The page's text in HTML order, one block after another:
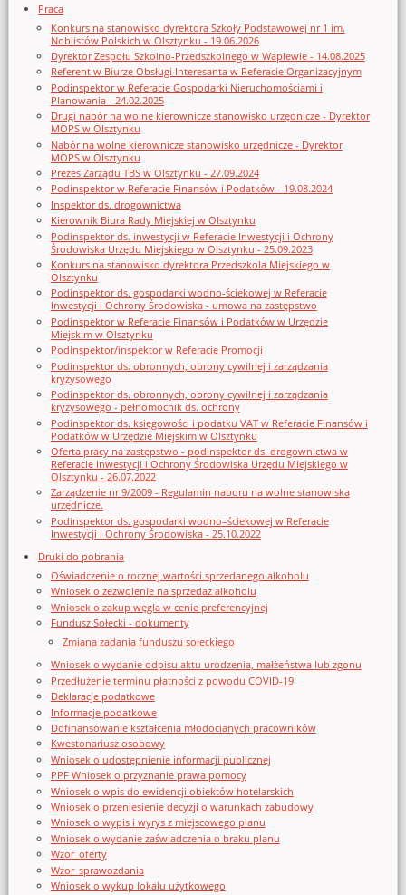
Praca
Konkurs na stanowisko dyrektora Szkoły Podstawowej nr 1 im.
Noblistów Polskich w Olsztynku - 19.06.2026
Dyrektor Zespołu Szkolno-Przedszkolnego w Waplewie - 14.08.2025
Referent w Biurze Obsługi Interesanta w Referacie Organizacyjnym
Podinspektor w Referacie Gospodarki Nieruchomościami i
Planowania - 24.02.2025
Drugi nabór na wolne kierownicze stanowisko urzędnicze - Dyrektor
MOPS w Olsztynku
Nabór na wolne kierownicze stanowisko urzędnicze - Dyrektor
MOPS w Olsztynku
Prezes Zarządu TBS w Olsztynku - 27.09.2024
Podinspektor w Referacie Finansów i Podatków - 19.08.2024
Inspektor ds. drogownictwa
Kierownik Biura Rady Miejskiej w Olsztynku
Podinspektor ds. inwestycji w Referacie Inwestycji i Ochrony
Środowiska Urzędu Miejskiego w Olsztynku - 25.09.2023
Konkurs na stanowisko dyrektora Przedszkola Miejskiego w
Olsztynku
Podinspektor ds. gospodarki wodno-ściekowej w Referacie
Inwestycji i Ochrony Środowiska - umowa na zastępstwo
Podinspektor w Referacie Finansów i Podatków w Urzędzie
Miejskim w Olsztynku
Podinspektor/inspektor w Referacie Promocji
Podinspektor ds. obronnych, obrony cywilnej i zarządzania
kryzysowego
Podinspektor ds. obronnych, obrony cywilnej i zarządzania
kryzysowego - pełnomocnik ds. ochrony
Podinspektor ds. księgowości i podatku VAT w Referacie Finansów i
Podatków w Urzędzie Miejskim w Olsztynku
Oferta pracy na zastępstwo - podinspektor ds. drogownictwa w
Referacie Inwestycji i Ochrony Środowiska Urzędu Miejskiego w
Olsztynku - 26.07.2022
Zarządzenie nr 9/2009 - Regulamin naboru na wolne stanowiska
urzędnicze.
Podinspektor ds. gospodarki wodno–ściekowej w Referacie
Inwestycji i Ochrony Środowiska - 25.10.2022
Druki do pobrania
Oświadczenie o rocznej wartości sprzedanego alkoholu
Wniosek o zezwolenie na sprzedaz alkoholu
Wniosek o zakup węgla w cenie preferencyjnej
Fundusz Sołecki - dokumenty
Zmiana zadania funduszu sołeckiego
Wniosek o wydanie odpisu aktu urodzenia, małżeństwa lub zgonu
Przedłużenie terminu płatności z powodu COVID-19
Deklaracje podatkowe
Informacje podatkowe
Dofinansowanie kształcenia młodocianych pracowników
Kwestonariusz osobowy
Wniosek o udostępnienie informacji publicznej
PPF Wniosek o przyznanie prawa pomocy
Wniosek o wpis do ewidencji obiektów hotelarskich
Wniosek o przeniesienie decyzji o warunkach zabudowy
Wniosek o wypis i wyrys z miejscowego planu
Wniosek o wydanie zaświadczenia o braku planu
Wzor_oferty
Wzor_sprawozdania
Wniosek o wykup lokalu użytkowego